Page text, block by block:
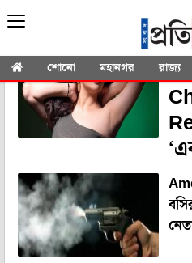
শোনো মহানগর রাজ্য
YOU SEARCHED